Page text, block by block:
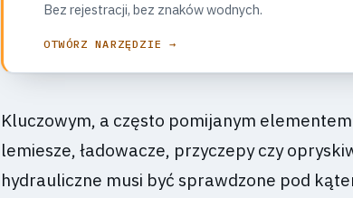
Bez rejestracji, bez znaków wodnych.
OTWÓRZ NARZĘDZIE →
Kluczowym, a często pomijanym
lemiesze, ładowacze, przyczepy czy
hydrauliczne musi być sprawdzone pod